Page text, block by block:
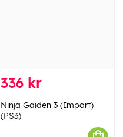
336 kr
Ninja Gaiden 3 (Import)
(PS3)